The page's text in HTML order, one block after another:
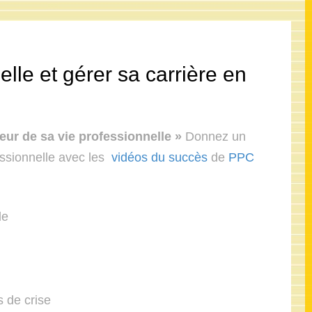
et gérer sa carrière en
de sa vie professionnelle » Donnez un
avec les vidéos du succès de PPC
de crise